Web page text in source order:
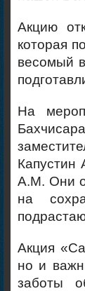
Акцию
которая
весомый
На
Капустин
А.М. Они
на
Акция
но и
заботы